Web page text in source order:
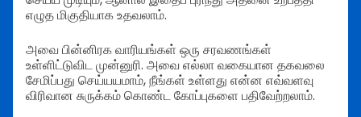
எழுத மிகுதியாக உதவலாம்.
அவை பின்னிரக வாரியங்கள் ஒரு சரவணங்கள்
உள்ளிட்டுவிட முன்னுரி. அவை எல்லா வகையான தகவலை
சேமிப்பது செய்யயமாம், நீங்கள் உள்ளது என்ன எவ்வளவு
விரிவான சுருக்கம் கொண்ட கோப்புகளை பதிவேற்றலாம்.